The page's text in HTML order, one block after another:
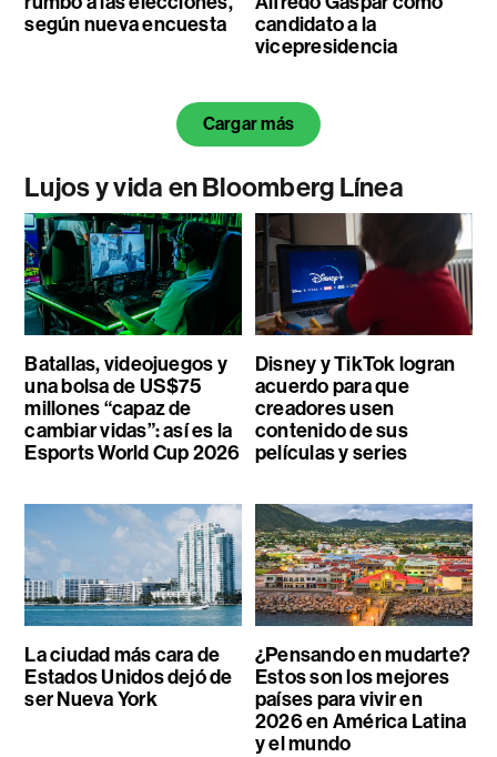
según nueva encuesta
candidato a la
vicepresidencia
Cargar más
Lujos y vida en Bloomberg Línea
Batallas, videojuegos y
una bolsa de US$75
millones “capaz de
cambiar vidas”: así es la
Esports World Cup 2026
Disney y TikTok logran
acuerdo para que
creadores usen
contenido de sus
películas y series
La ciudad más cara de
Estados Unidos dejó de
ser Nueva York
¿Pensando en mudarte?
Estos son los mejores
países para vivir en
2026 en América Latina
y el mundo